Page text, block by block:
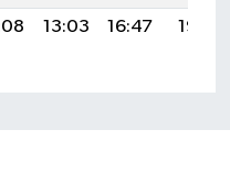
13:03 16:47 19:47